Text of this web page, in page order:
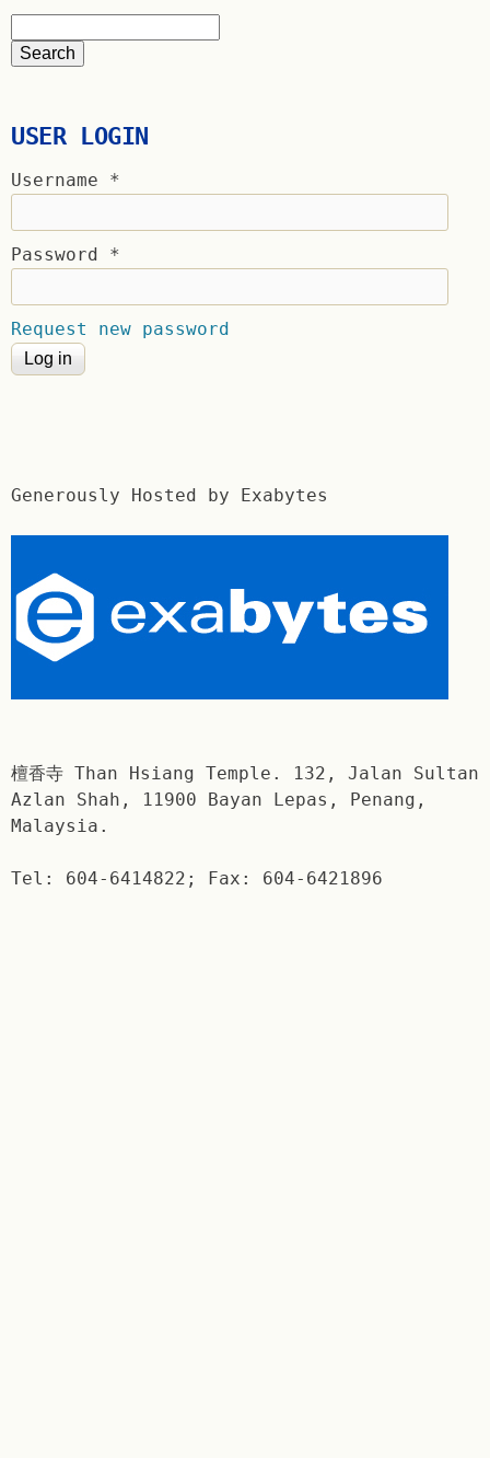
USER LOGIN
Username *
Password *
Request new password
Generously Hosted by Exabytes
檀香寺 Than Hsiang Temple. 132, Jalan Sultan
Azlan Shah, 11900 Bayan Lepas, Penang,
Malaysia.
Tel: 604-6414822; Fax: 604-6421896